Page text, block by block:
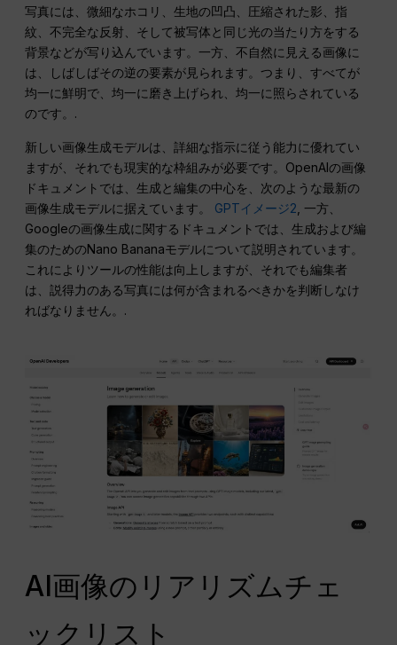
写真には、微細なホコリ、生地の凹凸、圧縮された影、指
紋、不完全な反射、そして被写体と同じ光の当たり方をする
背景などが写り込んでいます。一方、不自然に見える画像に
は、しばしばその逆の要素が見られます。つまり、すべてが
均一に鮮明で、均一に磨き上げられ、均一に照らされている
のです。.
新しい画像生成モデルは、詳細な指示に従う能力に優れてい
ますが、それでも現実的な枠組みが必要です。OpenAIの画像
ドキュメントでは、生成と編集の中心を、次のような最新の
画像生成モデルに据えています。 GPTイメージ2 , 一方、
Googleの画像生成に関するドキュメントでは、生成および編
集のためのNano Bananaモデルについて説明されています。
これによりツールの性能は向上しますが、それでも編集者
は、説得力のある写真には何が含まれるべきかを判断しなけ
ればなりません。.
AI画像のリアリズムチェ
ックリスト